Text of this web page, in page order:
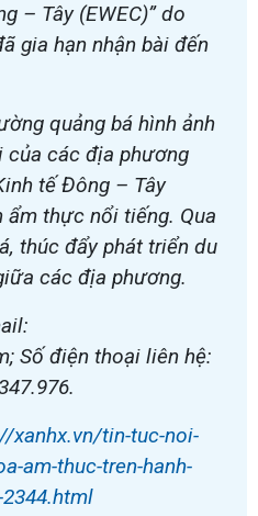
– Tây (EWEC)” do
gia hạn nhận bài đến
quảng bá hình ảnh
của các địa phương
tế Đông – Tây
thực nổi tiếng. Qua
thúc đẩy phát triển du
các địa phương.
Số điện thoại liên hệ:
xanhx.vn/tin-tuc-noi-
am-thuc-tren-hanh-